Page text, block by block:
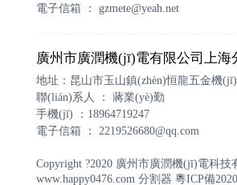
電子信箱 ： gzmete@yeah.net
廣州市廣潤機(jī)電有限公司上海
地址：昆山市玉山鎮(zhèn)恒龍五金機
聯(lián)系人 ： 蔣業(yè)勤
手機(jī) ：18964719247
電子信箱 ： 2219526680@qq.com
Copyright ?2020 廣州市廣潤機(jī)電科技
www.happy0476.com 分割器 粵ICP備